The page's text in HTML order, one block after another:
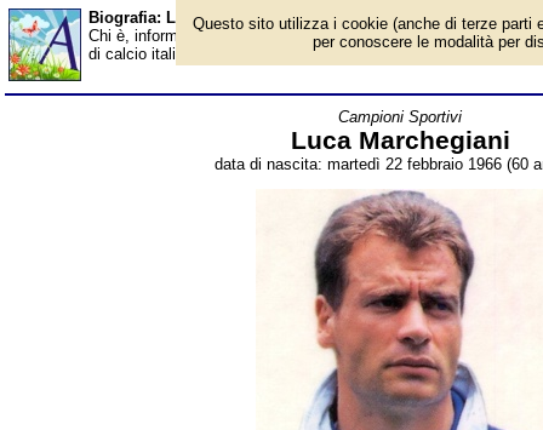
Biografia: Luca Marchegiani - età - Almanacco
Chi è, informazioni, foto, qual è la data di nascita, età, dove è
di calcio italiano, commentatore televisivo. Breve biografia.
Campioni Sportivi
Luca Marchegiani
data di nascita: martedì 22 febbraio 1966 (60
Questo sito utilizza i cookie (anche di terze parti
per conoscere le modalità per